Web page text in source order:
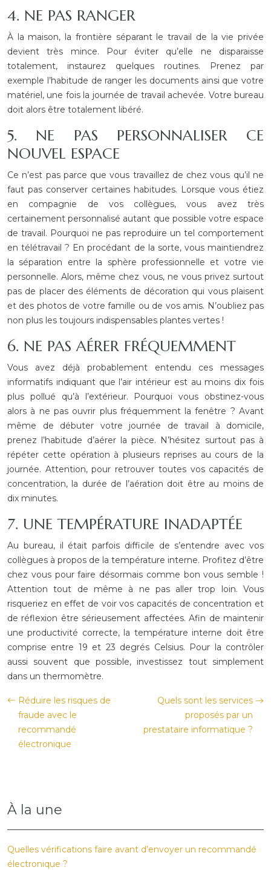
4. NE PAS RANGER
À la maison, la frontière séparant le travail de la vie privée
devient très mince. Pour éviter qu’elle ne disparaisse
totalement, instaurez quelques routines. Prenez par
exemple l’habitude de ranger les documents ainsi que votre
matériel, une fois la journée de travail achevée. Votre bureau
doit alors être totalement libéré.
5. NE PAS PERSONNALISER CE
NOUVEL ESPACE
Ce n’est pas parce que vous travaillez de chez vous qu’il ne
faut pas conserver certaines habitudes. Lorsque vous étiez
en compagnie de vos collègues, vous avez très
certainement personnalisé autant que possible votre espace
de travail. Pourquoi ne pas reproduire un tel comportement
en télétravail ? En procédant de la sorte, vous maintiendrez
la séparation entre la sphère professionnelle et votre vie
personnelle. Alors, même chez vous, ne vous privez surtout
pas de placer des éléments de décoration qui vous plaisent
et des photos de votre famille ou de vos amis. N’oubliez pas
non plus les toujours indispensables plantes vertes !
6. NE PAS AÉRER FRÉQUEMMENT
Vous avez déjà probablement entendu ces messages
informatifs indiquant que l’air intérieur est au moins dix fois
plus pollué qu’à l’extérieur. Pourquoi vous obstinez-vous
alors à ne pas ouvrir plus fréquemment la fenêtre ? Avant
même de débuter votre journée de travail à domicile,
prenez l’habitude d’aérer la pièce. N’hésitez surtout pas à
répéter cette opération à plusieurs reprises au cours de la
journée. Attention, pour retrouver toutes vos capacités de
concentration, la durée de l’aération doit être au moins de
dix minutes.
7. UNE TEMPÉRATURE INADAPTÉE
Au bureau, il était parfois difficile de s’entendre avec vos
collègues à propos de la température interne. Profitez d’être
chez vous pour faire désormais comme bon vous semble !
Attention tout de même à ne pas aller trop loin. Vous
risqueriez en effet de voir vos capacités de concentration et
de réflexion être sérieusement affectées. Afin de maintenir
une productivité correcte, la température interne doit être
comprise entre 19 et 23 degrés Celsius. Pour la contrôler
aussi souvent que possible, investissez tout simplement
dans un thermomètre.
Réduire les risques de
fraude avec le
recommandé
électronique
Quels sont les services
proposés par un
prestataire informatique ?
À la une
Quelles vérifications faire avant d’envoyer un recommandé
électronique ?